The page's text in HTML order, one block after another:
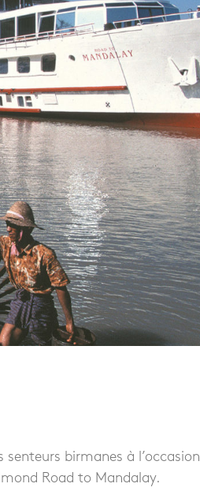
senteurs birmanes à l’occasion
Road to Mandalay.